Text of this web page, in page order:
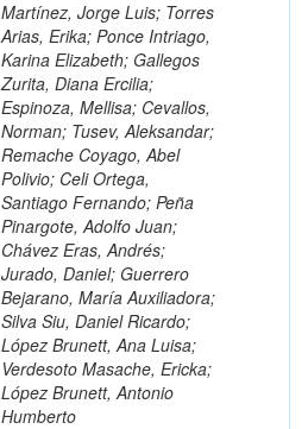
Martínez, Jorge Luis; Torres
Arias, Erika; Ponce Intriago,
Karina Elizabeth; Gallegos
Zurita, Diana Ercilia;
Espinoza, Mellisa; Cevallos,
Norman; Tusev, Aleksandar;
Remache Coyago, Abel
Polivio; Celi Ortega,
Santiago Fernando; Peña
Pinargote, Adolfo Juan;
Chávez Eras, Andrés;
Jurado, Daniel; Guerrero
Bejarano, María Auxiliadora;
Silva Siu, Daniel Ricardo;
López Brunett, Ana Luisa;
Verdesoto Masache, Ericka;
López Brunett, Antonio
Humberto